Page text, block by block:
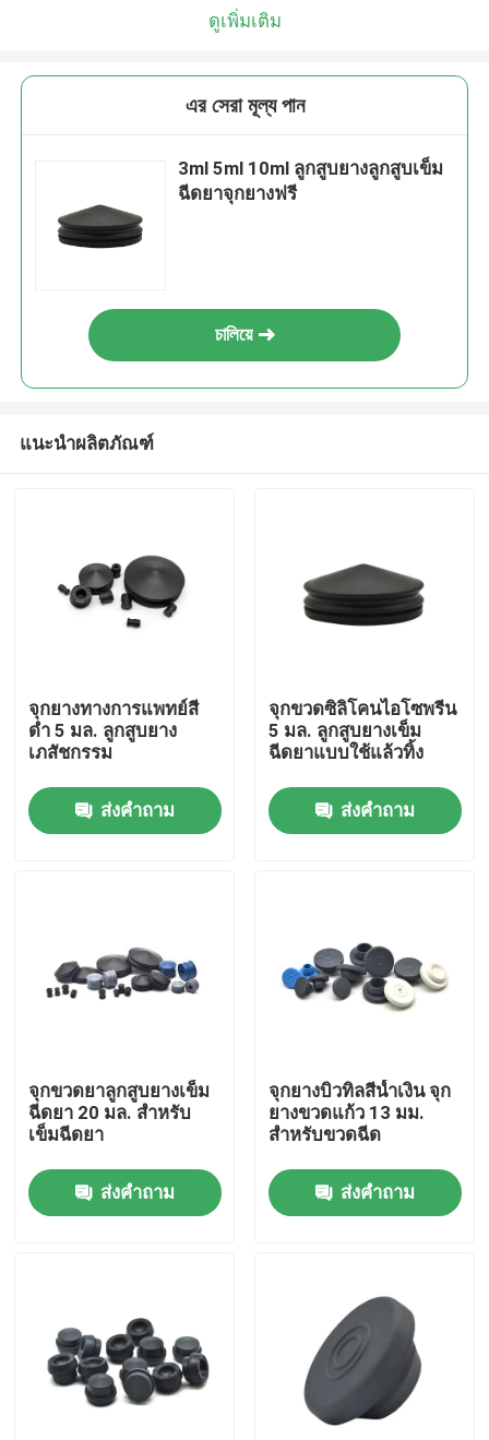
ควบคุมคุณภาพ
ขออ้าง
จุกยางทางการแพทย์
ดูเพิ่มเติม
এর সেরা মূল্য পান
3ml 5ml 10ml ลูกสูบยางลูกสูบเข็ม
ฉีดยาจุกยางฟรี
চালিয়ে
แนะนำผลิตภัณฑ์
จุกยางทางการแพทย์สี
ดำ 5 มล. ลูกสูบยาง
เภสัชกรรม
ส่งคำถาม
จุกขวดซิลิโคนไอโซพรีน
5 มล. ลูกสูบยางเข็ม
ฉีดยาแบบใช้แล้วทิ้ง
ส่งคำถาม
จุกขวดยาลูกสูบยางเข็ม
ฉีดยา 20 มล. สำหรับ
เข็มฉีดยา
ส่งคำถาม
จุกยางบิวทิลสีน้ำเงิน จุก
ยางขวดแก้ว 13 มม.
สำหรับขวดฉีด
ส่งคำถาม